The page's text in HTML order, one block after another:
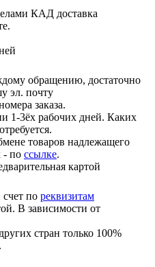
КАД доставка
обращению, достаточно
эл. почту
заказа.
1-3ёх рабочих дней. Каких
товаров надлежащего
- по ссылке.
картой
по реквизитам
В зависимости от
стран только 100%